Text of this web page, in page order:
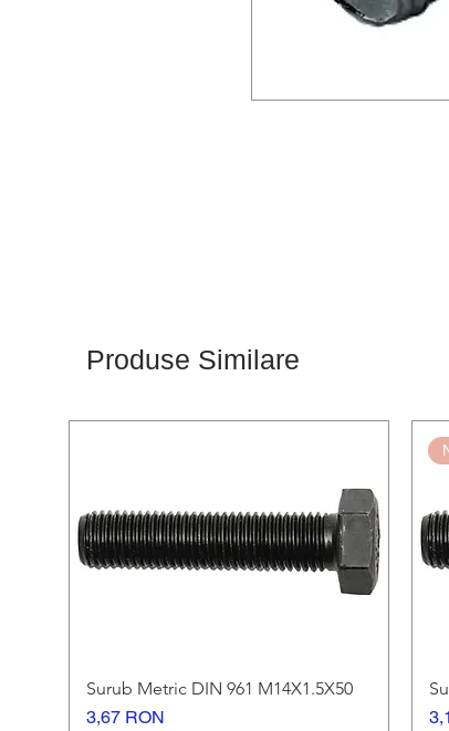
Produse Similare
Afișare rapidă
Surub Metric DIN 961 M14X1.5X50
Preț
3,67 RON